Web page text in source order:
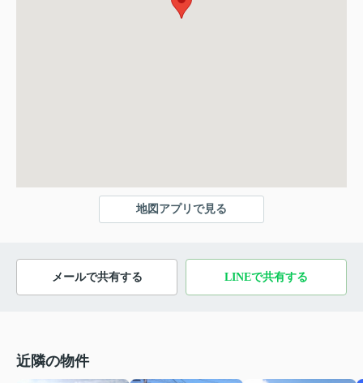
地図アプリで見る
メールで共有する LINEで共有する
近隣の物件